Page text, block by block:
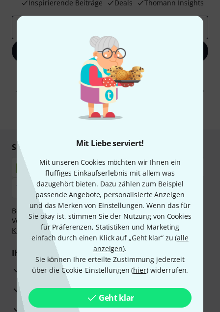
Mit Liebe serviert!
Mit unseren Cookies möchten wir Ihnen ein
fluffiges Einkaufserlebnis mit allem was
dazugehört bieten. Dazu zählen zum Beispiel
passende Angebote, personalisierte Anzeigen
und das Merken von Einstellungen. Wenn das für
Sie okay ist, stimmen Sie der Nutzung von Cookies
für Präferenzen, Statistiken und Marketing
einfach durch einen Klick auf „Geht klar“ zu (alle
anzeigen).
Sie können Ihre erteilte Zustimmung jederzeit
über die Cookie-Einstellungen (hier) widerrufen.
Geht klar
Inspirierende Beiträge
Deals Thomann Insights
Jetzt anmelden
Mit Klick auf „Jetzt anmelden“ stimmen Sie dem Erhalt von E-Mail-
Werbung und einer Messung des E-Mail-Nutzungsverhaltens zu. Die
Abmeldung ist jederzeit möglich. Weitere Informationen finden Sie in
unseren
Datenschutzhinweisen
* Pflichtfeld
Sicher einkaufen & bezahlen
Bezahlen Sie vertraulich und sicher per Nachnahme,
Vorkasse, PayPal, Amazon Pay,Klarna Sofort bezahlen,
Klarna Ratenzahlungoder Kreditkarte.
Ihre Vorteile
3 Jahre Thomann Garantie
30 Tage Money-Back-Garantie
Reparaturservice